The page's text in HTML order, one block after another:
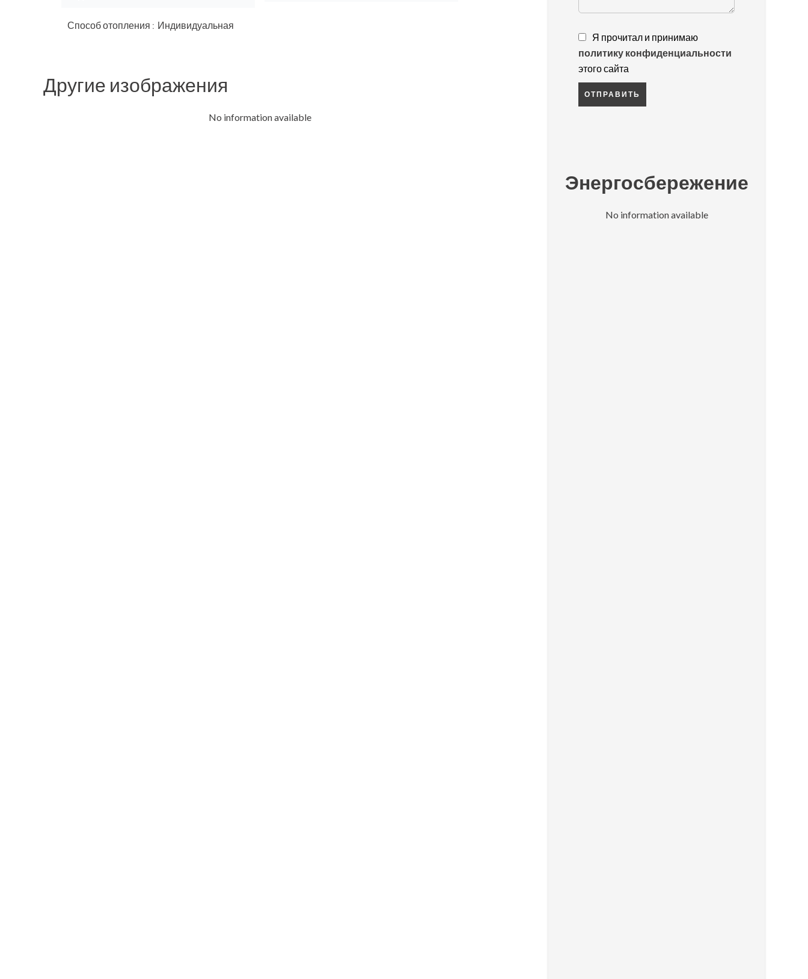
Способ отопления Индивидуальная
Другие изображения
No information available
Я прочитал и принимаю
политику конфиденциальности
этого сайта
ОТПРАВИТЬ
Энергосбережение
No information available